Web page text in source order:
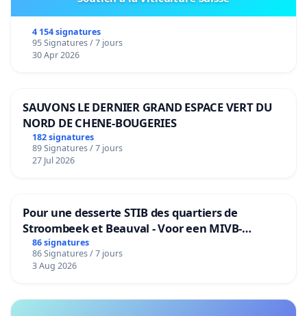
4 154 signatures
95 Signatures / 7 jours
30 Apr 2026
SAUVONS LE DERNIER GRAND ESPACE VERT DU
NORD DE CHENE-BOUGERIES
182 signatures
89 Signatures / 7 jours
27 Jul 2026
Pour une desserte STIB des quartiers de
Stroombeek et Beauval - Voor een MIVB-
bediening van de wijken Strombeek en Het
Voor
86 signatures
86 Signatures / 7 jours
3 Aug 2026